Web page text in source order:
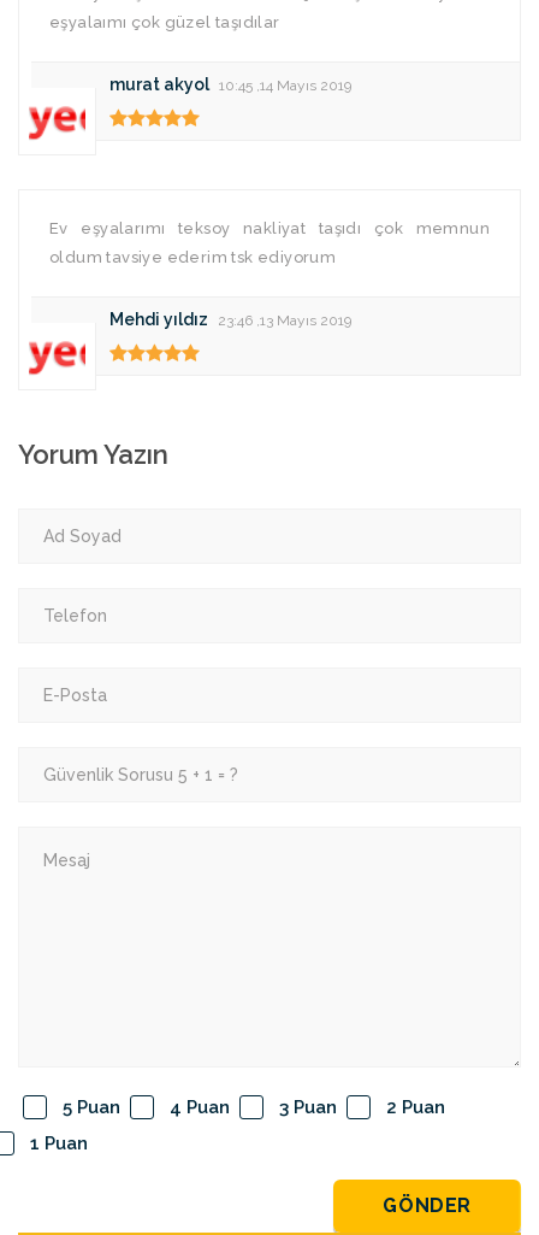
eşyalaımı çok güzel taşıdılar
murat akyol 10:45 ,14 Mayıs 2019
Ev eşyalarımı teksoy nakliyat taşıdı çok memnun
oldum tavsiye ederim tsk ediyorum
Mehdi yıldız 23:46 ,13 Mayıs 2019
Yorum Yazın
5 Puan 4 Puan 3 Puan
2 Puan
1 Puan
GÖNDER